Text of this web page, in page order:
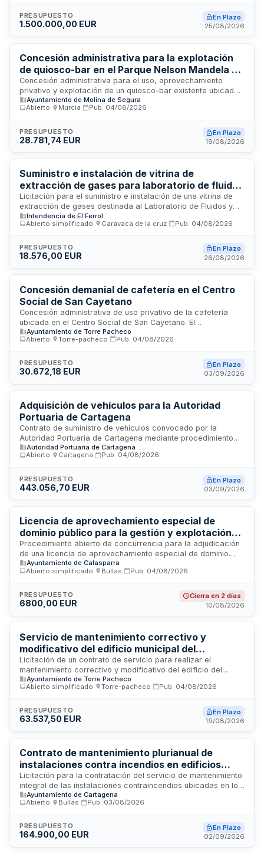
navales mediante técnicas de pintura especializada. La
ejecución se realizará en las instalaciones portuarias de
desplazamientos de la nave. El presupuesto disponible
asciende a cien mil euros y el contrato se encuentra en
estado de publicación.
PRESUPUESTO
1.500.000,00 EUR
En Plazo
25/08/2026
Concesión administrativa para la explotación
de quiosco-bar en el Parque Nelson Mandela de
Molina de Segura
Concesión administrativa para el uso, aprovechamiento
privativo y explotación de un quiosco-bar existente ubicado
en el Parque Nelson Mandela del municipio de Molina de
Segura. La administración licita el derecho de gestión y
buscando un concesionario que asuma la prestación de
servicios de bebidas y comidas en el parque público.
Ayuntamiento de Molina de Segura
Abierto
Murcia Pub. 04/08/2026
PRESUPUESTO
28.781,74 EUR
En Plazo
19/08/2026
Suministro e instalación de vitrina de
extracción de gases para laboratorio de fluidos
y combustibles del Arsenal de Ferrol
Licitación para el suministro e instalación de una vitrina de
extracción de gases destinada al Laboratorio de Fluidos y
Combustibles del Arsenal de Ferrol. Las prestaciones
incluyen el equipo nuevo, su instalación, las adecuaciones
extracción de gases y las instalaciones interiores de enlace
de agua, gas y electricidad necesarias para garantizar el
Intendencia de El Ferrol
Abierto simplificado
Caravaca de la cruz Pub. 04/08/2026
PRESUPUESTO
18.576,00 EUR
En Plazo
26/08/2026
Concesión demanial de cafetería en el Centro
Social de San Cayetano
Concesión administrativa de uso privativo de la cafetería
ubicada en el Centro Social de San Cayetano. El
concesionario explotará un servicio de cafetería con
derecho exclusivo sobre una superficie total de 114,60
office, comedor, ampliación de comedor, terraza y aseos
compartidos. El régimen jurídico se rige por el Real Decreto
Administraciones Públicas. El adjudicatario debe cumplir
obligaciones de mantenimiento, higiene, seguridad social,
tributos y horarios establecidos.
Ayuntamiento de Torre Pacheco
Abierto
Torre-pacheco Pub. 04/08/2026
PRESUPUESTO
30.672,18 EUR
En Plazo
03/09/2026
Adquisición de vehículos para la Autoridad
Portuaria de Cartagena
Contrato de suministro de vehículos convocado por la
Autoridad Portuaria de Cartagena mediante procedimiento
de licitación pública. El contrato comprende la adquisición de
vehículos distribuidos en seis lotes diferenciados. Los
requisitos establecidos en el pliego de cláusulas
administrativas particulares. El plazo máximo de ejecución no
siendo el adjudicatario quien determine el plazo concreto de
prestación del suministro.
Autoridad Portuaria de Cartagena
Abierto
Cartagena Pub. 04/08/2026
PRESUPUESTO
443.056,70 EUR
En Plazo
03/09/2026
Licencia de aprovechamiento especial de
dominio público para la gestión y explotación
de barras de bar durante las fiestas patronales
de Calasparra
Procedimiento abierto de concurrencia para la adjudicación
de una licencia de aprovechamiento especial de dominio
público destinada a la gestión y explotación del servicio de
barras de bar durante las fiestas patronales celebradas en
propio beneficio las barras de bar bajo las limitaciones y
condiciones establecidas. La concesión se adjudicará
calidad-precio. El contrato, de naturaleza privada, se rige
por la legislación patrimonial, siendo aplicables
supletoriamente los principios de la Ley de Contratos del
Sector Público.
Ayuntamiento de Calasparra
Abierto simplificado
Bullas Pub. 04/08/2026
PRESUPUESTO
6800,00 EUR
Cierra en 2 días
10/08/2026
Servicio de mantenimiento correctivo y
modificativo del edificio municipal del
Ayuntamiento de Torre Pacheco
Licitación de un contrato de servicio para realizar el
mantenimiento correctivo y modificativo del edificio del
Ayuntamiento de Torre Pacheco, ubicado en Murcia. El
servicio comprende la realización de reparaciones y
municipal, incluyendo la disponibilidad de recursos humanos
especializados y medios materiales necesarios para
Ayuntamiento de Torre Pacheco
Abierto simplificado
Torre-pacheco Pub. 04/08/2026
PRESUPUESTO
63.537,50 EUR
En Plazo
19/08/2026
Contrato de mantenimiento plurianual de
instalaciones contra incendios en edificios
municipales
Licitación para la contratación del servicio de mantenimiento
integral de las instalaciones contraincendios ubicadas en los
edificios municipales. El contrato contempla tareas de
mantenimiento preventivo y correctivo, suministro de
protección contra incendios. La duración prevista es de
cuatro años, durante los cuales el contratista realizará
Ayuntamiento de Cartagena
Abierto
Bullas Pub. 03/08/2026
PRESUPUESTO
164.900,00 EUR
En Plazo
02/09/2026